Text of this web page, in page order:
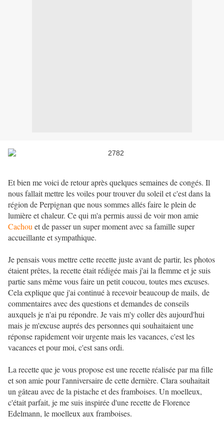
Et bien me voici de retour après quelques semaines de congés. Il
nous fallait mettre les voiles pour trouver du soleil et c'est dans la
région de Perpignan que nous sommes allés faire le plein de
lumière et chaleur. Ce qui m'a permis aussi de voir mon amie
Cachou et de passer un super moment avec sa famille super
accueillante et sympathique.
Je pensais vous mettre cette recette juste avant de partir, les photos
étaient prêtes, la recette était rédigée mais j'ai la flemme et je suis
partie sans même vous faire un petit coucou, toutes mes excuses.
Cela explique que j'ai continué à recevoir beaucoup de mails, de
commentaires avec des questions et demandes de conseils
auxquels je n'ai pu répondre. Je vais m'y coller dès aujourd'hui
mais je m'excuse auprés des personnes qui souhaitaient une
réponse rapidement voir urgente mais les vacances, c'est les
vacances et pour moi, c'est sans ordi.
La recette que je vous propose est une recette réalisée par ma fille
et son amie pour l'anniversaire de cette dernière. Clara souhaitait
un gâteau avec de la pistache et des framboises. Un moelleux,
c'était parfait, je me suis inspirée d'une recette de Florence
Edelmann, le moelleux aux framboises.